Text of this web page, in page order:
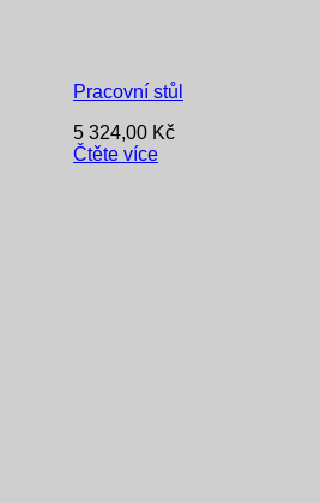
Pracovní stůl
5 324,00 Kč
Čtěte více